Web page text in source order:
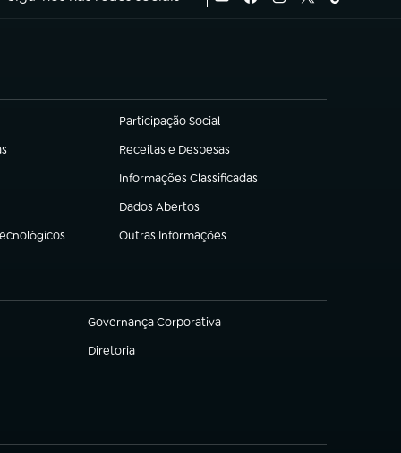
Participação Social
(abre em nova aba)
Receitas e Despesas
(abre em nova aba)
Informações Classificadas
(abre em nova aba)
Dados Abertos
(abre em nova aba)
Outras Informações
(abre em nova aba)
Governança Corporativa
(abre em nova aba)
Diretoria
(abre em nova aba)